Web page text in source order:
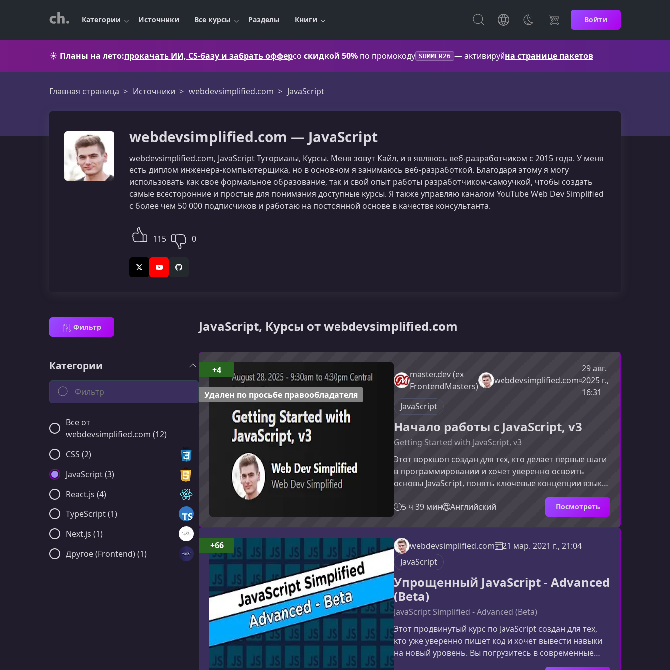
Категории Источники Все курсы Разделы Книги Войти
☀️ Планы на лето:прокачать ИИ, CS-базу и забрать офферсо скидкой 50% по промокоду SUMMER26 — активируйна странице пакетов
Главная страница Источники webdevsimplified.com JavaScript
webdevsimplified.com — JavaScript
webdevsimplified.com, JavaScript Туториалы, Курсы. Меня зовут Кайл, и я являюсь веб-разработчиком с 2015 года. У меня
есть диплом инженера-компьютерщика, но в основном я занимаюсь веб-разработкой. Благодаря этому я могу
использовать как свое формальное образование, так и свой опыт работы разработчиком-самоучкой, чтобы создать
самые всесторонние и простые для понимания доступные курсы. Я также управляю каналом YouTube Web Dev Simplified
с более чем 50 000 подписчиков и работаю на постоянной основе в качестве консультанта.
115 0
X (Twitter)YouTubeGitHub
Фильтр JavaScript, Курсы от webdevsimplified.com
Категории
Поиск по категории
Все от
webdevsimplified.com (12)
CSS (2)
JavaScript (3)
React.js (4)
TypeScript (1)
Next.js (1)
Другое (Frontend) (1)
master.dev (ex
FrontendMasters)
webdevsimplified.com
29 авг.
2025 г.,
16:31
JavaScript
Начало работы с JavaScript, v3
Getting Started with JavaScript, v3
Этот воркшоп создан для тех, кто делает первые шаги
в программировании и хочет уверенно освоить
основы JavaScript, понять ключевые концепции языка
и научиться создавать свои первые интерактивные
веб-приложения.О чём этот воркшопКурс
фокусируется на практическом понимании JavaScript,
разборе самых сложных тем для новичков и
применении знаний в реальных задачах. Вы будете не
только изучать синтаксис, но и учиться мыслить как
разработчик.Ключев
5 ч 39 мин Английский Посмотреть
+4
Удален по просьбе правообладателя
webdevsimplified.com
21 мар. 2021 г., 21:04
JavaScript
Упрощенный JavaScript - Advanced
(Beta)
JavaScript Simplified - Advanced (Beta)
Этот продвинутый курс по JavaScript создан для тех,
кто уже уверенно пишет код и хочет вывести навыки
на новый уровень. Вы погрузитесь в современные
инструменты, подходы и концепции, которые
+66